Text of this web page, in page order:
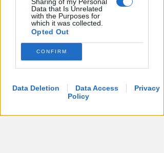
Data that Is Unrelated
with the Purposes for
which it was collected.
Opted Out
CONFIRM
Data Deletion Data Access
Privacy
Policy
Icaro Sport